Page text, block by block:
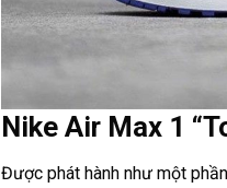
Nike Air Max 1
Được phát hành như một